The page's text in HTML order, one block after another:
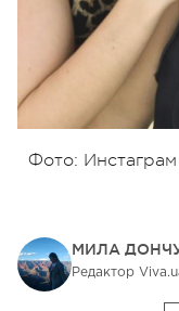
Фото: Инстаграм
МИЛА
Редактор